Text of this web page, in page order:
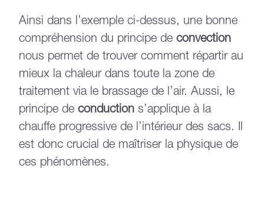
Ainsi dans l’exemple ci-dessus, une bonne
compréhension du principe deconvection
nous permet de trouver comment répartir au
mieux la chaleur dans toute la zone de
traitement via le brassage de l’air. Aussi, le
principe deconduction s’applique à la
chauffe progressive de l’intérieur des sacs. Il
est donc crucial de maîtriser la physique de
ces phénomènes.